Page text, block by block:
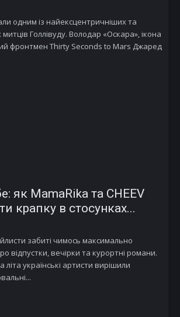
одним із найексцентричніших та
Голлівуду. Володар «Оскара», ікона
фронтмен Thirty Seconds to Mars Джаред
як MamaRika та CHEEV
крапку в стосунках...
забиті чимось максимально
відпустки, вечірки та курортні романи.
українські артисти вирішили